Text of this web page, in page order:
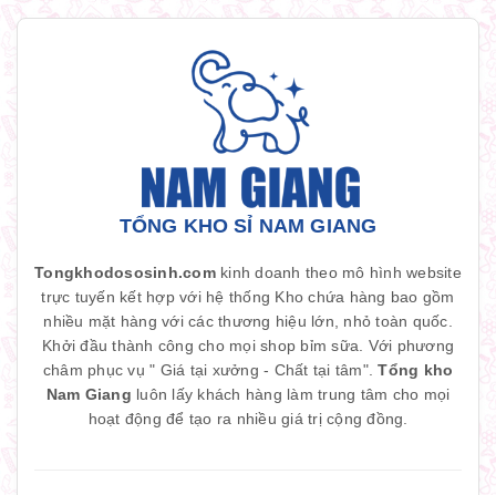
TỔNG KHO SỈ NAM GIANG
Tongkhodososinh.comkinh doanh theo mô hình website
trực tuyến kết hợp với hệ thống Kho chứa hàng bao gồm
nhiều mặt hàng với các thương hiệu lớn, nhỏ toàn quốc.
Khởi đầu thành công cho mọi shop bỉm sữa. Với phương
châm phục vụ " Giá tại xưởng - Chất tại tâm".Tổng kho
Nam Giang luôn lấy khách hàng làm trung tâm cho mọi
hoạt động để tạo ra nhiều giá trị cộng đồng.